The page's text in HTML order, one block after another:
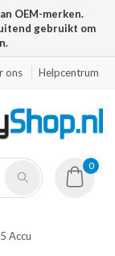
OEM-merken.
gebruikt om
ons Helpcentrum
0
Accu